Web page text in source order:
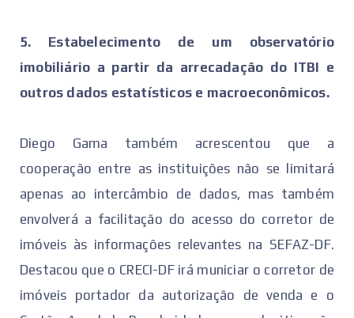
5. Estabelecimento de um observatório
imobiliário a partir da arrecadação do ITBI e
outros dados estatísticos e macroeconômicos.
Diego Gama também acrescentou que a
cooperação entre as instituições não se limitará
apenas ao intercâmbio de dados, mas também
envolverá a facilitação do acesso do corretor de
imóveis às informações relevantes na SEFAZ-DF.
Destacou que o CRECI-DF irá municiar o corretor de
imóveis portador da autorização de venda e o